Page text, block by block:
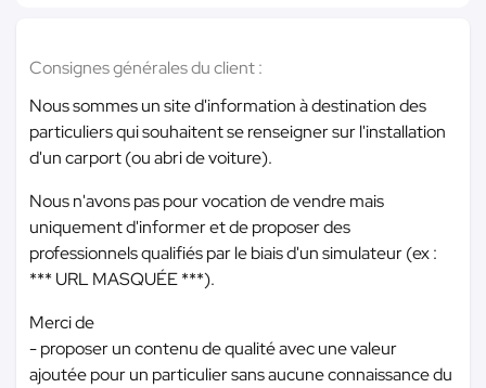
Consignes générales du client :
Nous sommes un site d'information à destination des
particuliers qui souhaitent se renseigner sur l'installation
d'un carport (ou abri de voiture).
Nous n'avons pas pour vocation de vendre mais
uniquement d'informer et de proposer des
professionnels qualifiés par le biais d'un simulateur (ex :
*** URL MASQUÉE ***).
Merci de
- proposer un contenu de qualité avec une valeur
ajoutée pour un particulier sans aucune connaissance du